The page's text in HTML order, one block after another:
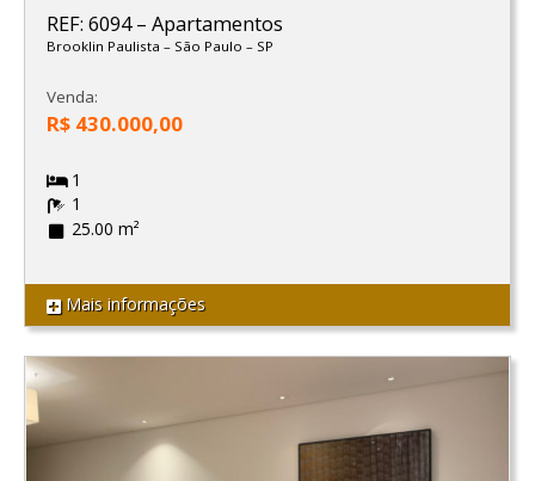
REF: 6094– Apartamentos
Brooklin Paulista – São Paulo – SP
Venda:
R$ 430.000,00
1
1
25.00 m²
Mais informações